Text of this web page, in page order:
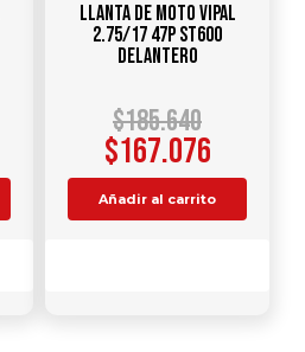
Llanta de Moto Vipal
2.75/17 47P ST600
Delantero
$185.640
$167.076
Añadir al carrito